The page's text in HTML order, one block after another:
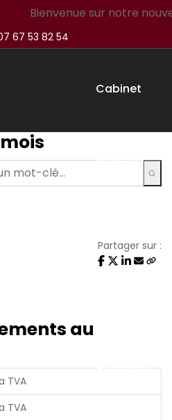
Bienvenue sur notre nouveau
67 53 82 54
Cabinet
Missions
Actualités
Partager sur :
au
TVA
TVA